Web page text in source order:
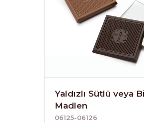
Yaldızlı Sütlü veya
Madlen
06125-06126